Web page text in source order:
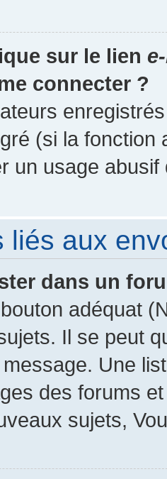
sur le lien
connecter ?
(si la fonction
un usage
liés aux
dans un
adéquat
Il se peut
Une
des forums
sujets,